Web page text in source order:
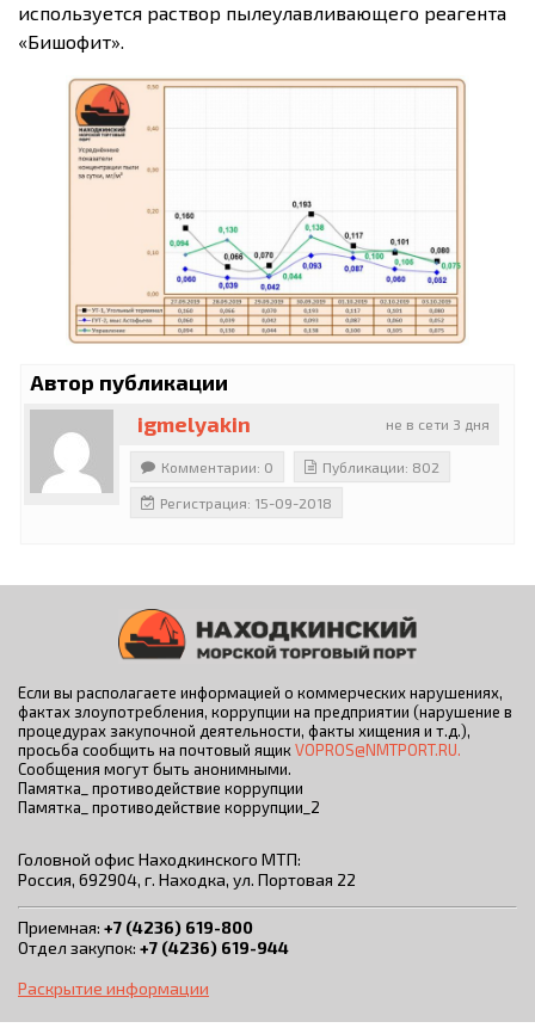
используется раствор пылеулавливающего реагента
«Бишофит».
Автор публикации
не в сети 3 дня
igmelyakin
Комментарии: 0 Публикации: 802
Регистрация: 15-09-2018
Если вы располагаете информацией о коммерческих нарушениях,
фактах злоупотребления, коррупции на предприятии (нарушение в
процедурах закупочной деятельности, факты хищения и т.д.),
просьба сообщить на почтовый ящик VOPROS@NMTPORT.RU.
Сообщения могут быть анонимными.
Памятка_ противодействие коррупции
Памятка_ противодействие коррупции_2
Головной офис Находкинского МТП:
Россия, 692904, г. Находка, ул. Портовая 22
Приемная: +7 (4236) 619-800
Отдел закупок: +7 (4236) 619-944
Раскрытие информации